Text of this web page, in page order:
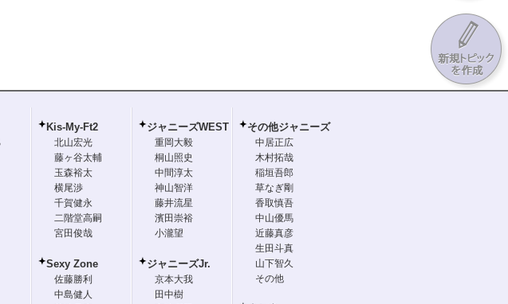
Kis-My-Ft2
北山宏光
藤ヶ谷太輔
玉森裕太
横尾渉
千賀健永
二階堂高嗣
宮田俊哉
Sexy Zone
佐藤勝利
中島健人
ジャニーズWEST
重岡大毅
桐山照史
中間淳太
神山智洋
藤井流星
濱田崇裕
小瀧望
ジャニーズJr.
京本大我
田中樹
その他ジャニーズ
中居正広
木村拓哉
稲垣吾郎
草なぎ剛
香取慎吾
中山優馬
近藤真彦
生田斗真
山下智久
その他